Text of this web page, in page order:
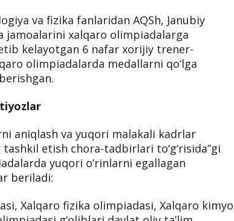
va fizika fanlaridan AQSh, Janubiy
jamoalarini xalqaro olimpiadalarga
kelayotgan 6 nafar xorijiy trener-
olimpiadalarda medallarni qo‘lga
aniqlash va yuqori malakali kadrlar
etish chora-tadbirlari to‘g‘risida”gi
yuqori o‘rinlarni egallagan
beriladi:
Xalqaro fizika olimpiadasi, Xalqaro kimyo